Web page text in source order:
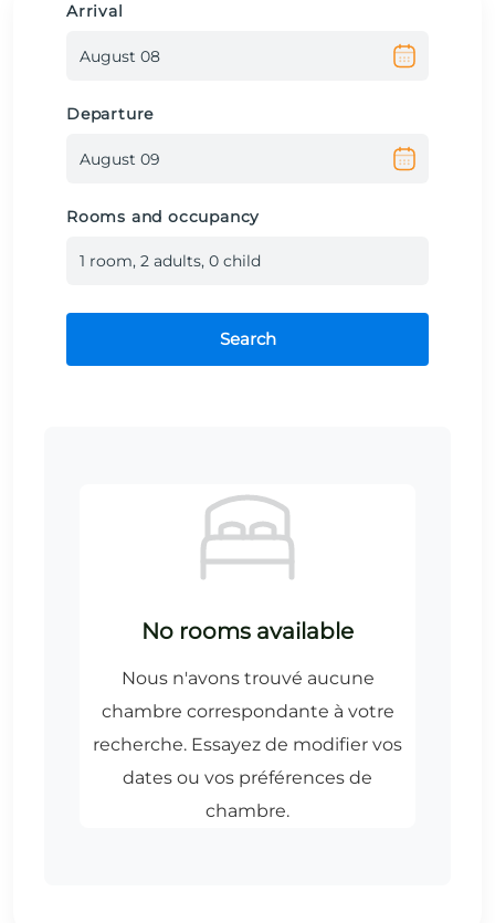
Arrival
Departure
Rooms and occupancy
1 room, 2 adults, 0 child
Search